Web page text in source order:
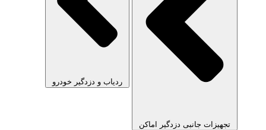
تجهیزات جانبی دزدگیر اماکن
ردیاب و دزدگیر خودرو